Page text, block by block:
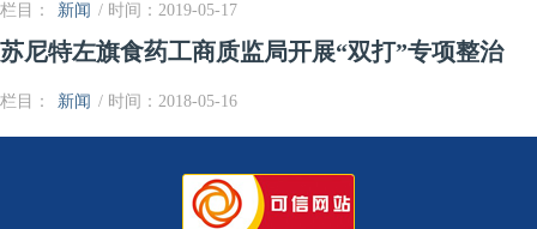
栏目： 新闻 / 时间：2019-05-17
苏尼特左旗食药工商质监局开展“双打”专项整治
栏目： 新闻 / 时间：2018-05-16